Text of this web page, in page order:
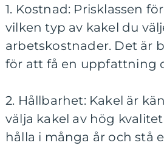
1. Kostnad: Prisklassen
vilken typ av kakel du
arbetskostnader. Det är
för att få en uppfattning
2. Hållbarhet: Kakel är
välja kakel av hög
hålla i många år och stå